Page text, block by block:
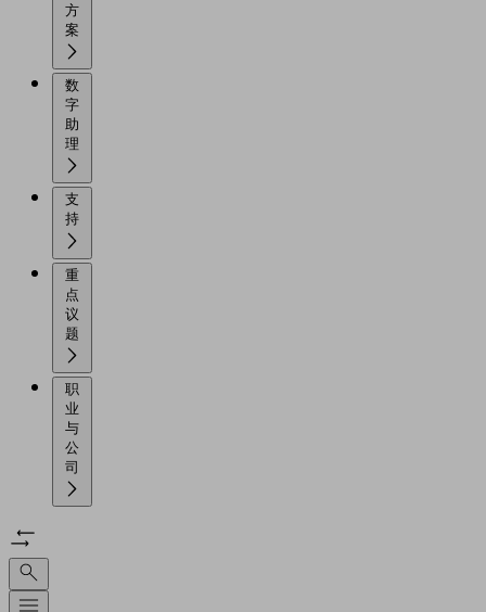
方
数
字
助
支
重
点
议
职
业
与
公